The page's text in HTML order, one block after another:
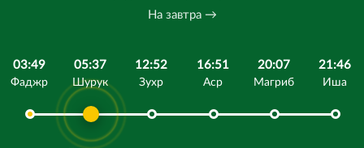
На завтра →
03:49
Фаджр
05:37
Шурук
12:52
Зухр
16:51
Аср
20:07
Магриб
21:46
Иша